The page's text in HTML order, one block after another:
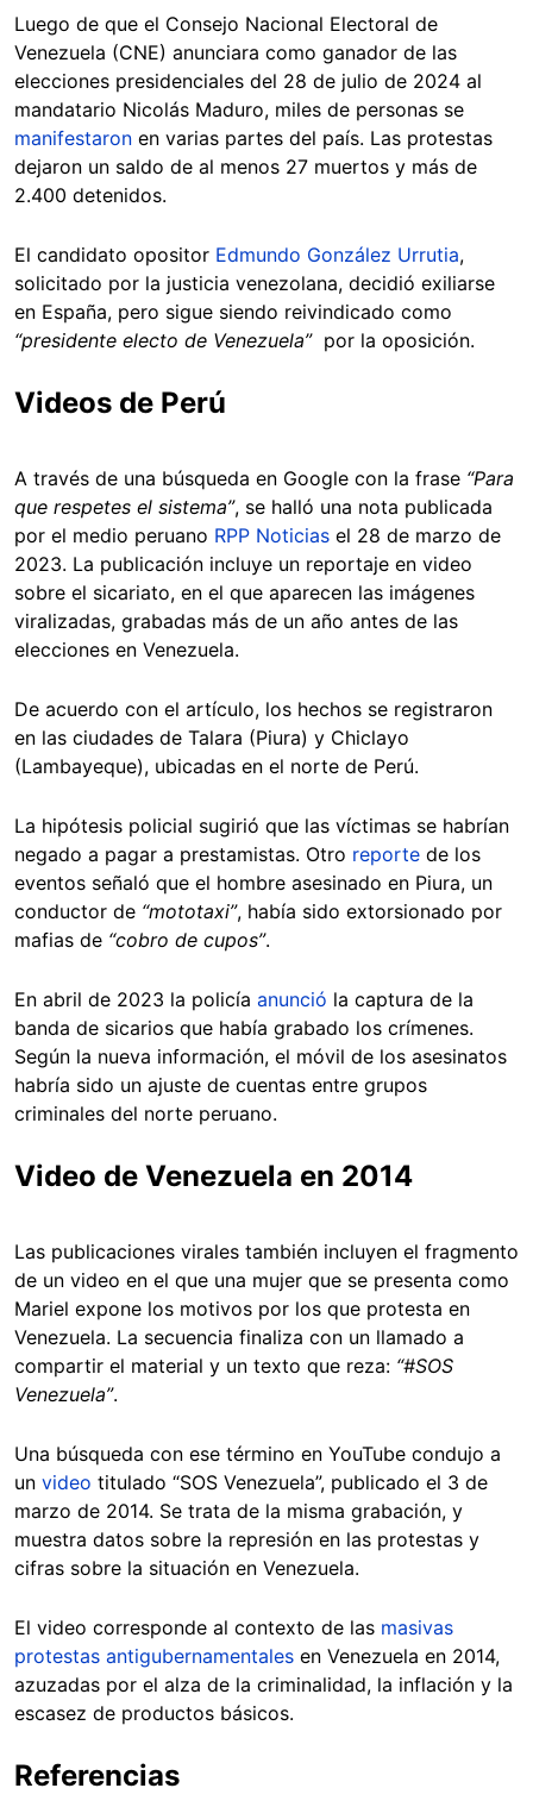
Luego de que el Consejo Nacional Electoral de
Venezuela (CNE) anunciara como ganador de las
elecciones presidenciales del 28 de julio de 2024 al
mandatario Nicolás Maduro, miles de personas se
manifestaron en varias partes del país. Las protestas
dejaron un saldo de al menos 27 muertos y más de
2.400 detenidos.
El candidato opositor Edmundo González Urrutia,
solicitado por la justicia venezolana, decidió exiliarse
en España, pero sigue siendo reivindicado como
“presidente electo de Venezuela”por la oposición.
Videos de Perú
A través de una búsqueda en Google con la frase “Para
que respetes el sistema”, se halló una nota publicada
por el medio peruano RPP Noticias el 28 de marzo de
2023. La publicación incluye un reportaje en video
sobre el sicariato, en el que aparecen las imágenes
viralizadas, grabadas más de un año antes de las
elecciones en Venezuela.
De acuerdo con el artículo, los hechos se registraron
en las ciudades de Talara (Piura) y Chiclayo
(Lambayeque), ubicadas en el norte de Perú.
La hipótesis policial sugirió que las víctimas se habrían
negado a pagar a prestamistas. Otro reporte de los
eventos señaló que el hombre asesinado en Piura, un
conductor de “mototaxi”, había sido extorsionado por
mafias de “cobro de cupos”.
En abril de 2023 la policía anunció la captura de la
banda de sicarios que había grabado los crímenes.
Según la nueva información, el móvil de los asesinatos
habría sido un ajuste de cuentas entre grupos
criminales del norte peruano.
Video de Venezuela en 2014
Las publicaciones virales también incluyen el fragmento
de un video en el que una mujer que se presenta como
Mariel expone los motivos por los que protesta en
Venezuela. La secuencia finaliza con un llamado a
compartir el material y un texto que reza: “#SOS
Venezuela”.
Una búsqueda con ese término en YouTube condujo a
un video titulado “SOS Venezuela”, publicado el 3 de
marzo de 2014. Se trata de la misma grabación, y
muestra datos sobre la represión en las protestas y
cifras sobre la situación en Venezuela.
El video corresponde al contexto de las masivas
protestas antigubernamentales en Venezuela en 2014,
azuzadas por el alza de la criminalidad, la inflación y la
escasez de productos básicos.
Referencias